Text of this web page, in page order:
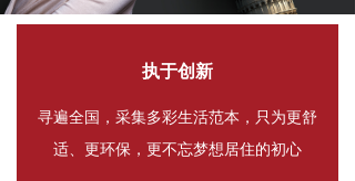
专卖店形象
服务中心
新闻中心
执于创新
寻遍全国，采集多彩生活范本，只为更舒
适、更环保，更不忘梦想居住的初心